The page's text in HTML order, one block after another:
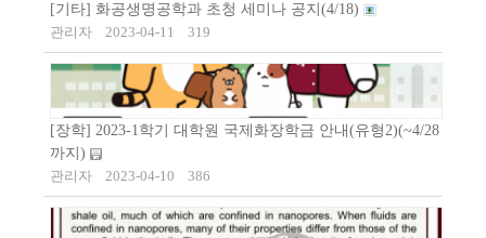
[기타] 화공생명공학과 초청 세미나 공지(4/18)
관리자
2023-04-11 319
[장학] 2023-1학기 대학원 국제화장학금 안내(유형2)(~4/28
까지)
관리자
2023-04-10 386